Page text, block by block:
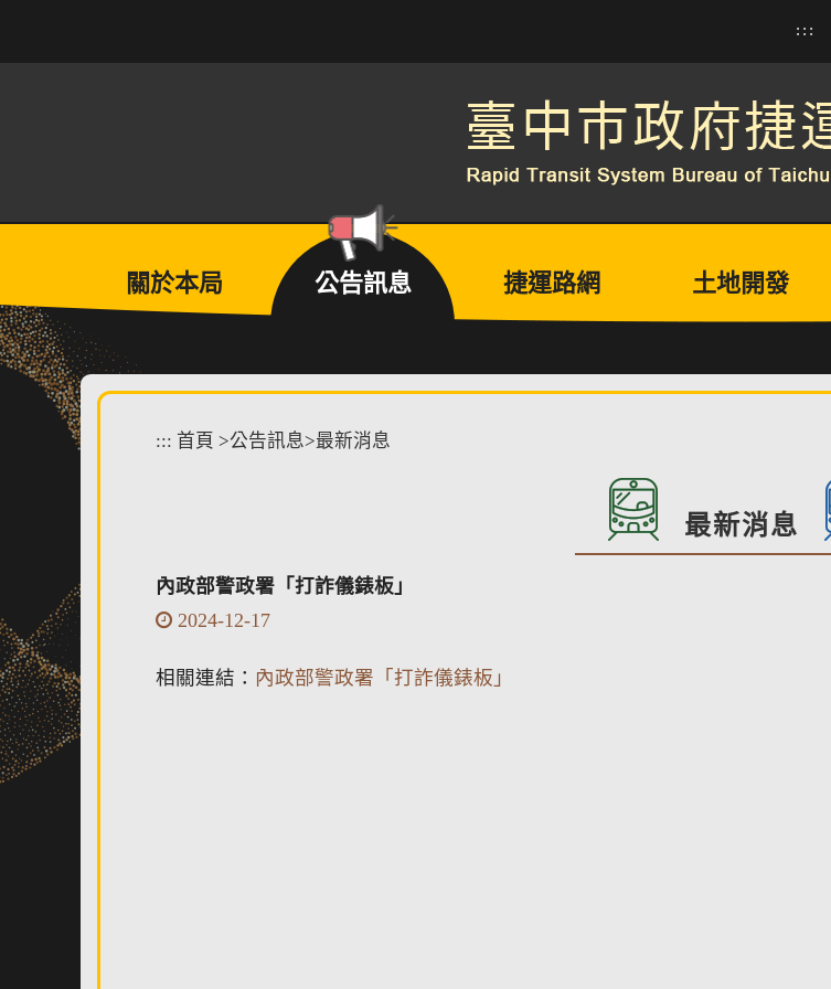
主
:::
關於本局 公告訊息 捷運路網 土地開發
::: 首頁 >公告訊息>最新消息
最新消息
內政部警政署「打詐儀錶板」
2024-12-17
相關連結： 內政部警政署「打詐儀錶板」